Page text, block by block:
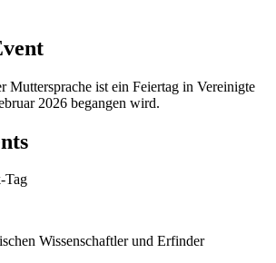
Muttersprache ist ein Feiertag in Vereinigte
2026 begangen wird.
Tag
Wissenschaftler und Erfinder